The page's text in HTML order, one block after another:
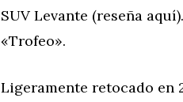
SUV Levante (reseña
«Trofeo».
Ligeramente retocado en